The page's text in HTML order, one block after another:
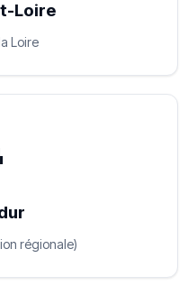
Loire
Loire
régionale)